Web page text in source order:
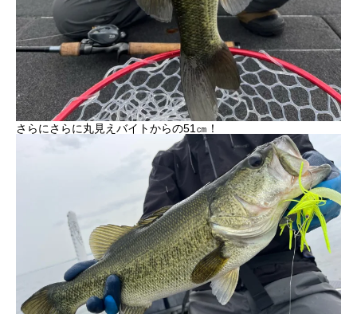
さらにさらに丸見えバイトからの51㎝！